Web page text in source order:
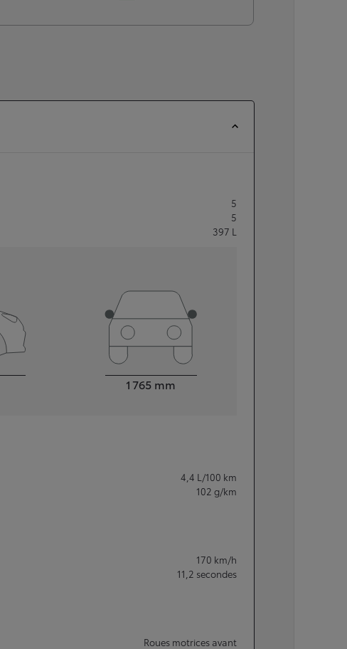
5
5
397 L
1 765 mm
4,4 L/100 km
102 g/km
170 km/h
11,2 secondes
Roues motrices avant